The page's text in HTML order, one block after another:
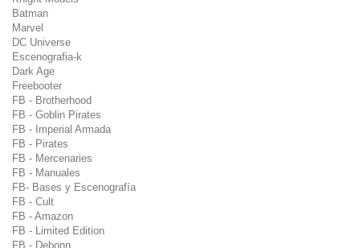
Batman
Marvel
DC Universe
Escenografia-k
Dark Age
Freebooter
FB - Brotherhood
FB - Goblin Pirates
FB - Imperial Armada
FB - Pirates
FB - Mercenaries
FB - Manuales
FB- Bases y Escenografía
FB - Cult
FB - Amazon
FB - Limited Edition
FB - Debonn